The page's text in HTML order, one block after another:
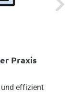
Praxis
effizient